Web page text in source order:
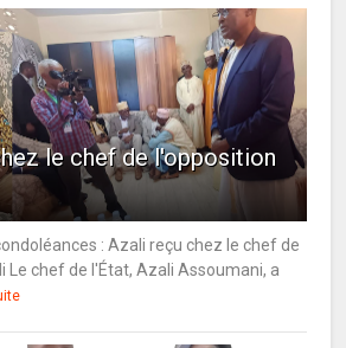
le chef de l'opposition
: Azali reçu chez le chef de
Le chef de l'État, Azali Assoumani, a